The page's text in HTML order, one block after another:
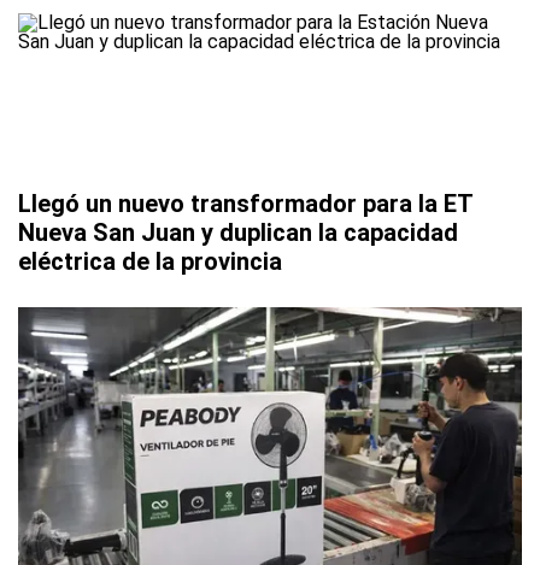
Llegó un nuevo transformador para la ET
Nueva San Juan y duplican la capacidad
eléctrica de la provincia